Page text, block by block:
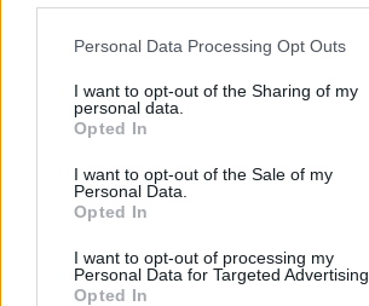
Personal Data Processing Opt Outs
I want to opt-out of the Sharing of my
personal data.
Opted In
I want to opt-out of the Sale of my
Personal Data.
Opted In
I want to opt-out of processing my
Personal Data for Targeted Advertising.
Opted In